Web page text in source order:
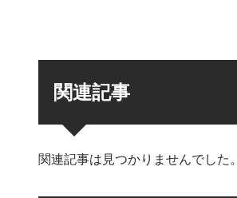
関連記事
関連記事は見つかりませんでした。